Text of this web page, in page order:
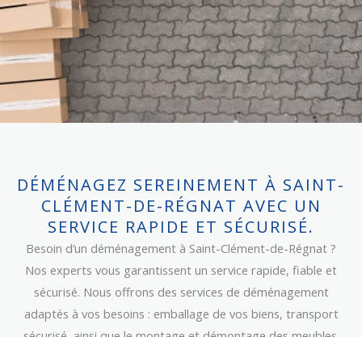
DÉMÉNAGEZ SEREINEMENT À SAINT-
CLÉMENT-DE-RÉGNAT AVEC UN
SERVICE RAPIDE ET SÉCURISÉ.
Besoin d’un déménagement à Saint-Clément-de-Régnat ?
Nos experts vous garantissent un service rapide, fiable et
sécurisé. Nous offrons des services de déménagement
adaptés à vos besoins : emballage de vos biens, transport